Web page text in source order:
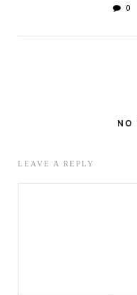
0
NO
LEAVE A REPLY